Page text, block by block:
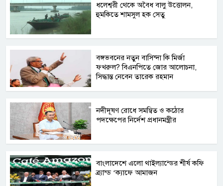
ধলেশ্বরী থেকে অবৈধ বালু উত্তোলন,
হুমকিতে শামসুল হক সেতু
বঙ্গভবনের নতুন বাসিন্দা কি মির্জা
ফখরুল? বিএনপিতে জোর আলোচনা,
সিদ্ধান্ত নেবেন তারেক রহমান
নদীদূষণ রোধে সমন্বিত ও কঠোর
পদক্ষেপের নির্দেশ প্রধানমন্ত্রীর
বাংলাদেশে এলো থাইল্যান্ডের শীর্ষ কফি
ব্র্যান্ড ‘ক্যাফে আমাজন